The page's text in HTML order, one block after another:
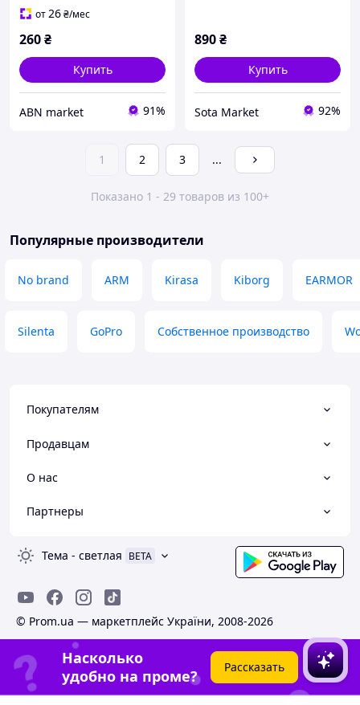
от26₴/мес
260₴
Купить
ABN market 91%
890₴
Купить
Sota Market 92%
1 2 3 ...
Показано 1 - 29 товаров из 100+
Популярные производители
No brand ARM Kirasa Kiborg EARMOR
Silenta GoPro Собственное производство
Покупателям
Продавцам
О нас
Партнеры
Тема - светлая BETA
© Prom.ua — маркетплейс України, 2008-2026
Насколько
удобно на проме?
Рассказать